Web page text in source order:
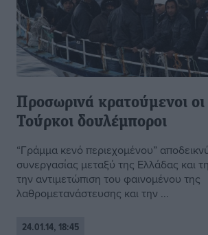
Προσωρινά κρατούμενοι
Τούρκοι δουλέμποροι
“Γράμμα κενό περιεχομένου”
συνεργασίας μεταξύ της Ελλάδας και
την αντιμετώπιση του φαινομένου της
λαθρομετανάστευσης και την ...
24.01.14, 18:45